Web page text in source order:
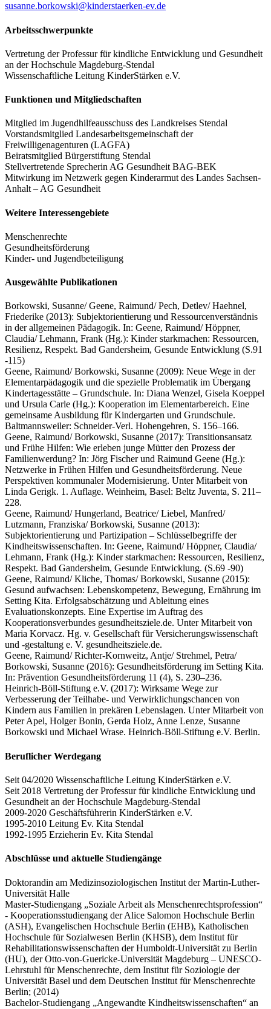
susanne.borkowski@kinderstaerken-ev.de
Arbeitsschwerpunkte
Vertretung der Professur für kindliche Entwicklung und Gesundheit
an der Hochschule Magdeburg-Stendal
Wissenschaftliche Leitung KinderStärken e.V.
Funktionen und Mitgliedschaften
Mitglied im Jugendhilfeausschuss des Landkreises Stendal
Vorstandsmitglied Landesarbeitsgemeinschaft der
Freiwilligenagenturen (LAGFA)
Beiratsmitglied Bürgerstiftung Stendal
Stellvertretende Sprecherin AG Gesundheit BAG-BEK
Mitwirkung im Netzwerk gegen Kinderarmut des Landes Sachsen-
Anhalt – AG Gesundheit
Weitere Interessengebiete
Menschenrechte
Gesundheitsförderung
Kinder- und Jugendbeteiligung
Ausgewählte Publikationen
Borkowski, Susanne/ Geene, Raimund/ Pech, Detlev/ Haehnel,
Friederike (2013): Subjektorientierung und Ressourcenverständnis
in der allgemeinen Pädagogik. In: Geene, Raimund/ Höppner,
Claudia/ Lehmann, Frank (Hg.): Kinder starkmachen: Ressourcen,
Resilienz, Respekt. Bad Gandersheim, Gesunde Entwicklung (S.91
-115)
Geene, Raimund/ Borkowski, Susanne (2009): Neue Wege in der
Elementarpädagogik und die spezielle Problematik im Übergang
Kindertagesstätte – Grundschule. In: Diana Wenzel, Gisela Koeppel
und Ursula Carle (Hg.): Kooperation im Elementarbereich. Eine
gemeinsame Ausbildung für Kindergarten und Grundschule.
Baltmannsweiler: Schneider-Verl. Hohengehren, S. 156–166.
Geene, Raimund/ Borkowski, Susanne (2017): Transitionsansatz
und Frühe Hilfen: Wie erleben junge Mütter den Prozess der
Familienwerdung? In: Jörg Fischer und Raimund Geene (Hg.):
Netzwerke in Frühen Hilfen und Gesundheitsförderung. Neue
Perspektiven kommunaler Modernisierung. Unter Mitarbeit von
Linda Gerigk. 1. Auflage. Weinheim, Basel: Beltz Juventa, S. 211–
228.
Geene, Raimund/ Hungerland, Beatrice/ Liebel, Manfred/
Lutzmann, Franziska/ Borkowski, Susanne (2013):
Subjektorientierung und Partizipation – Schlüsselbegriffe der
Kindheitswissenschaften. In: Geene, Raimund/ Höppner, Claudia/
Lehmann, Frank (Hg.): Kinder starkmachen: Ressourcen, Resilienz,
Respekt. Bad Gandersheim, Gesunde Entwicklung. (S.69 -90)
Geene, Raimund/ Kliche, Thomas/ Borkowski, Susanne (2015):
Gesund aufwachsen: Lebenskompetenz, Bewegung, Ernährung im
Setting Kita. Erfolgsabschätzung und Ableitung eines
Evaluationskonzepts. Eine Expertise im Auftrag des
Kooperationsverbundes gesundheitsziele.de. Unter Mitarbeit von
Maria Korvacz. Hg. v. Gesellschaft für Versicherungswissenschaft
und -gestaltung e. V. gesundheitsziele.de.
Geene, Raimund/ Richter-Kornweitz, Antje/ Strehmel, Petra/
Borkowski, Susanne (2016): Gesundheitsförderung im Setting Kita.
In: Prävention Gesundheitsförderung 11 (4), S. 230–236.
Heinrich-Böll-Stiftung e.V. (2017): Wirksame Wege zur
Verbesserung der Teilhabe- und Verwirklichungschancen von
Kindern aus Familien in prekären Lebenslagen. Unter Mitarbeit von
Peter Apel, Holger Bonin, Gerda Holz, Anne Lenze, Susanne
Borkowski und Michael Wrase. Heinrich-Böll-Stiftung e.V. Berlin.
Beruflicher Werdegang
Seit 04/2020 Wissenschaftliche Leitung KinderStärken e.V.
Seit 2018 Vertretung der Professur für kindliche Entwicklung und
Gesundheit an der Hochschule Magdeburg-Stendal
2009-2020 Geschäftsführerin KinderStärken e.V.
1995-2010 Leitung Ev. Kita Stendal
1992-1995 Erzieherin Ev. Kita Stendal
Abschlüsse und aktuelle Studiengänge
Doktorandin am Medizinsoziologischen Institut der Martin-Luther-
Universität Halle
Master-Studiengang „Soziale Arbeit als Menschenrechtsprofession“
- Kooperationsstudiengang der Alice Salomon Hochschule Berlin
(ASH), Evangelischen Hochschule Berlin (EHB), Katholischen
Hochschule für Sozialwesen Berlin (KHSB), dem Institut für
Rehabilitationswissenschaften der Humboldt-Universität zu Berlin
(HU), der Otto-von-Guericke-Universität Magdeburg – UNESCO-
Lehrstuhl für Menschenrechte, dem Institut für Soziologie der
Universität Basel und dem Deutschen Institut für Menschenrechte
Berlin; (2014)
Bachelor-Studiengang „Angewandte Kindheitswissenschaften“ an